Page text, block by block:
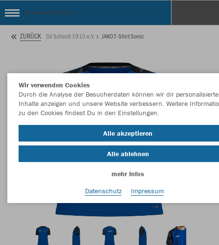
SV Scheidt 1910 e.V.
ZURÜCK SV Scheidt 1910 e.V. JAKO T-Shirt Sonic
Wir verwenden Cookies
Durch die Analyse der Besucherdaten können wir dir personalisierte
Inhalte anzeigen und unsere Website verbessern. Weitere
zu den Cookies findest Du in den Einstellungen.
Alle akzeptieren
Alle ablehnen
mehr Infos
Datenschutz
Impressum